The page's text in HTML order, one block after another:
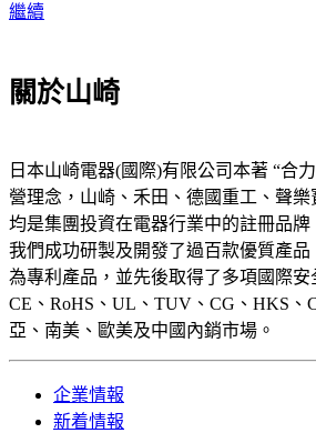
繼續
關於山崎
日本山崎電器(國際)有限公司本著 “合
營理念，山崎、禾田、德國重工、聲
均是集團投資在電器行業中的註冊品牌
我們成功研製及開發了過百款優質產
為專利產品，並先後取得了多項國際安
CE、RoHS、UL、TUV、CG、HKS、
亞、南美、歐美及中國內銷市場。
企業情報
新着情報